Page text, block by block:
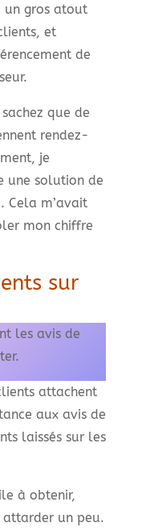
un gros atout
et
de
que de
rendez-
je
une solution de
Cela m’avait
mon chiffre
sur
les avis de
attachent
aux avis de
laissés sur les
à obtenir,
attarder un peu.